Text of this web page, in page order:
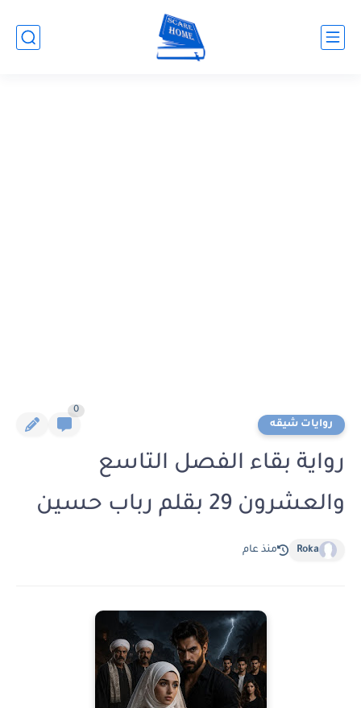
روايات شيقه
0
رواية بقاء الفصل التاسع
والعشرون 29 بقلم رباب حسين
Roka منذ عام